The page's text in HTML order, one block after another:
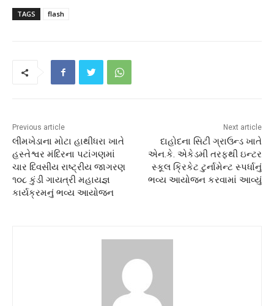
TAGS flash
Previous article
લીમખેડાના મોટા હાથીધરા ખાતે
હસ્તેશ્વર મંદિરના પટાંગણમાં
ચાર દિવસીય રાષ્ટ્રીય જાગરણ
૧૦૮ કુંડી ગાયત્રી મહાયજ્ઞ
કાર્યક્રમનું ભવ્ય આયોજન
Next article
દાહોદના સિટી ગ્રાઉન્ડ ખાતે
એન.કે. એકેડમી તરફથી ઇન્ટર
સ્કૂલ ક્રિકેટ ટુર્નામેન્ટ સ્પર્ધાનું
ભવ્ય આયોજન કરવામાં આવ્યું